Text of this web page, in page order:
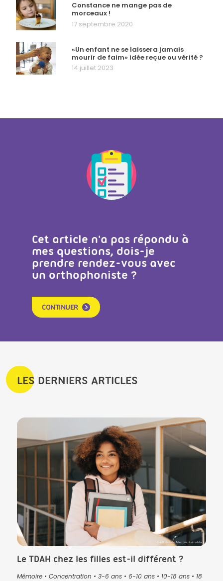
Constance ne mange pas de
morceaux !
17 septembre 2020
«Un enfant ne se laissera jamais
mourir de faim» idée reçue ou vérité ?
14 juillet 2023
Cet article n'a pas répondu à
mes questions, dois-je
prendre rendez-vous avec
un orthophoniste ?
CONTINUER
LES DERNIERS ARTICLES
Crédit photo by Artem Varnitsin in Istock
Le TDAH chez les filles est-il différent ?
Mémoire• Concentration • 3-6 ans• 6-10 ans• 10-18 ans• 18